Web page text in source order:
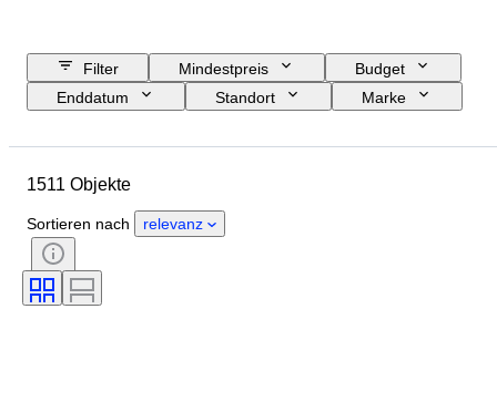
Filter Mindestpreis
Budget
Enddatum
Standort
Marke
Periode
Maßstab
Stromversorgung
Eisenbahngesellschaft
Original/Nachbau
1511 Objekte
Sortieren nach relevanz